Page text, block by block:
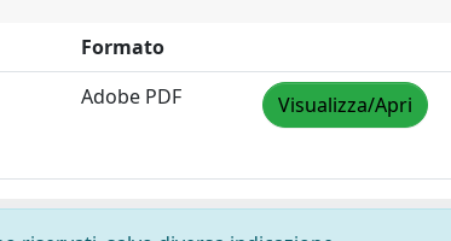
Formato
Adobe PDF Visualizza/Apri